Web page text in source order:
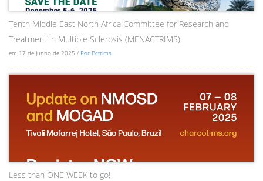
Tenth Middle East North Africa Committee for Research and
Treatment in Multiple Sclerosis (MENACTRIMS)
em 17 de Junho de 2025 / Por Bctrims
Less than ONE WEEK to go!